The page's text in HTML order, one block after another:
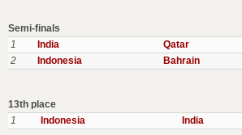
Semi-finals
1
India Qatar
2
Indonesia Bahrain
13th place
1
Indonesia India